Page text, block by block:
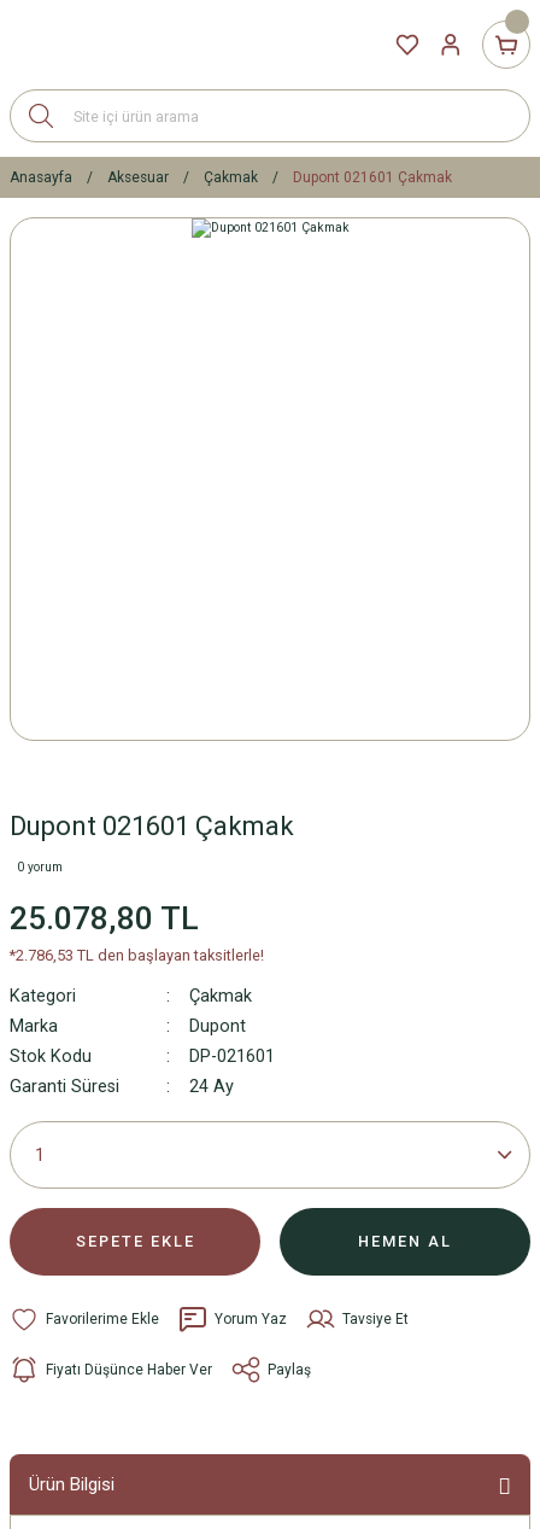
Anasayfa Aksesuar Çakmak Dupont 021601 Çakmak
Dupont 021601 Çakmak
0 yorum
25.078,80 TL
*2.786,53 TL den başlayan taksitlerle!
Kategori
Çakmak
Marka
Dupont
Stok Kodu
DP-021601
Garanti Süresi
24 Ay
SEPETE EKLE HEMEN AL
Yorum Yaz Tavsiye Et
Fiyatı Düşünce Haber Ver Paylaş
Ürün Bilgisi